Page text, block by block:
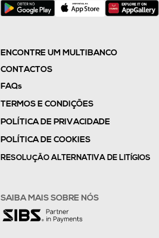
ENCONTRE UM MULTIBANCO
CONTACTOS
FAQs
TERMOS E CONDIÇÕES
POLÍTICA DE PRIVACIDADE
POLÍTICA DE COOKIES
RESOLUÇÃO ALTERNATIVA DE LITÍGIOS
SAIBA MAIS SOBRE NÓS